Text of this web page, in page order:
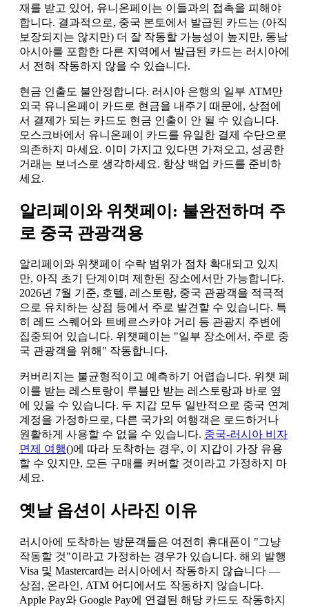
재를 받고 있어, 유니온페이는 이들과의 접촉을 피해야
합니다. 결과적으로, 중국 본토에서 발급된 카드는 (아직
보장되지는 않지만) 더 잘 작동할 가능성이 높지만, 동남
아시아를 포함한 다른 지역에서 발급된 카드는 러시아에
서 전혀 작동하지 않을 수 있습니다.
현금 인출도 불안정합니다. 러시아 은행의 일부 ATM만
외국 유니온페이 카드로 현금을 내주기 때문에, 상점에
서 결제가 되는 카드도 현금 인출이 안 될 수 있습니다.
모스크바에서 유니온페이 카드를 유일한 결제 수단으로
의존하지 마세요. 이미 가지고 있다면 가져오고, 성공한
거래는 보너스로 생각하세요. 항상 백업 카드를 준비하
세요.
알리페이와 위챗페이: 불완전하며 주
로 중국 관광객용
알리페이와 위챗페이 수락 범위가 점차 확대되고 있지
만, 아직 초기 단계이며 제한된 장소에서만 가능합니다.
2026년 7월 기준, 호텔, 레스토랑, 중국 관광객을 적극적
으로 유치하는 상점 등에서 주로 발견할 수 있습니다. 특
히 레드 스퀘어와 트베르스카야 거리 등 관광지 주변에
집중되어 있습니다. 위챗페이는 "일부 장소에서, 주로 중
국 관광객을 위해" 작동합니다.
커버리지는 불균형적이고 예측하기 어렵습니다. 위챗 페
이를 받는 레스토랑이 루블만 받는 레스토랑과 바로 옆
에 있을 수 있습니다. 두 지갑 모두 일반적으로 중국 연계
계정을 가정하므로, 다른 국가의 여행객은 로드하거나
원활하게 사용할 수 없을 수 있습니다. 중국-러시아 비자
면제 여행()에 따라 도착하는 경우, 이 지갑이 가장 유용
할 수 있지만, 모든 구매를 커버할 것이라고 가정하지 마
세요.
옛날 옵션이 사라진 이유
러시아에 도착하는 방문객들은 여전히 휴대폰이 "그냥
작동할 것"이라고 가정하는 경우가 있습니다. 해외 발행
Visa 및 Mastercard는 러시아에서 작동하지 않습니다 —
상점, 온라인, ATM 어디에서도 작동하지 않습니다.
Apple Pay와 Google Pay에 연결된 해당 카드도 작동하지